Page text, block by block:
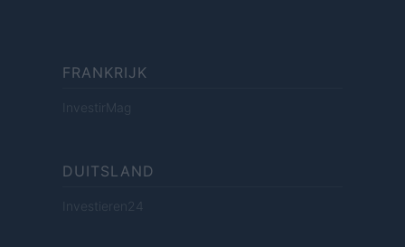
FRANKRIJK
InvestirMag
DUITSLAND
Investieren24